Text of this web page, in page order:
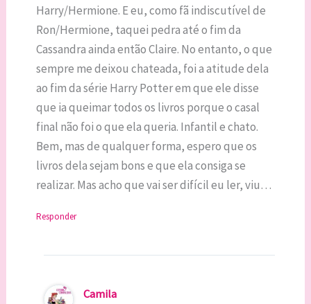
Harry/Hermione. E eu, como fã indiscutível de
Ron/Hermione, taquei pedra até o fim da
Cassandra ainda então Claire. No entanto, o que
sempre me deixou chateada, foi a atitude dela
ao fim da série Harry Potter em que ele disse
que ia queimar todos os livros porque o casal
final não foi o que ela queria. Infantil e chato.
Bem, mas de qualquer forma, espero que os
livros dela sejam bons e que ela consiga se
realizar. Mas acho que vai ser difícil eu ler, viu…
Responder
Camila